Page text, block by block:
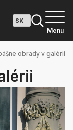
Menu
obrady v galérii